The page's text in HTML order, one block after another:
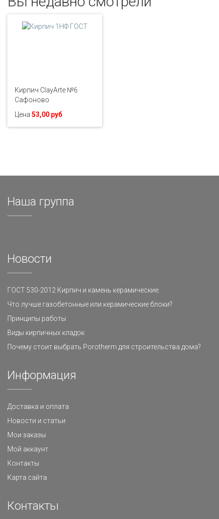
Кирпич ClayArte №6
Сафоново
Цена 53,00 руб
Наша группа
Новости
ГОСТ 530-2012 Кирпич и камень керамические.
Что лучше газобетонные или керамические блоки?
Принципы работы
Виды кирпичных кладок
Почему стоит выбрать Porotherm для строительства дома?
Информация
Доставка и оплата
Новости и статьи
Мои заказы
Мой аккаунт
Контакты
Карта сайта
Контакты